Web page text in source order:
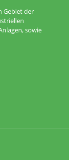
Gebiet der
sowie